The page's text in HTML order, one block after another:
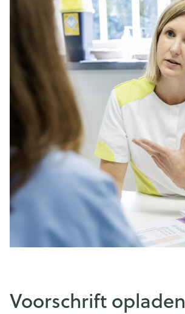
Voorschrift opladen